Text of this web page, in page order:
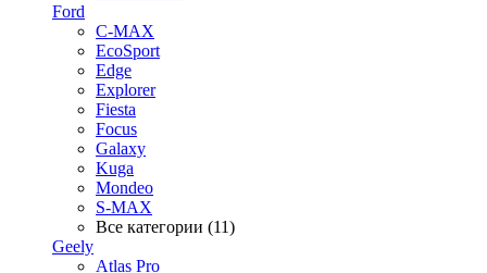
Ford
C-MAX
EcoSport
Edge
Explorer
Fiesta
Focus
Galaxy
Kuga
Mondeo
S-MAX
Все категории (11)
Geely
Atlas Pro